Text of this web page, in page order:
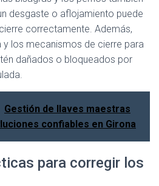
desgaste o aflojamiento puede
correctamente. Además,
y los mecanismos de cierre para
dañados o bloqueados por
Gestión de llaves maestras
confiables en Girona
para corregir los